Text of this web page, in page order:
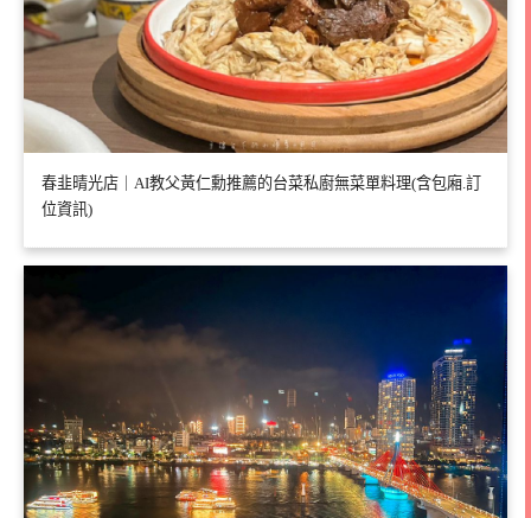
春韭晴光店｜AI教父黃仁勳推薦的台菜私廚無菜單料理(含包廂.訂
位資訊)